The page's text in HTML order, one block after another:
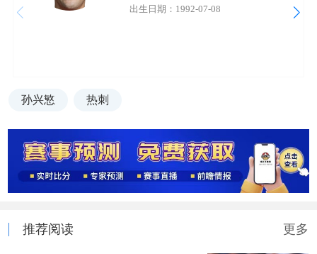
出生日期：1992-07-08
孙兴慜 热刺
推荐阅读 更多